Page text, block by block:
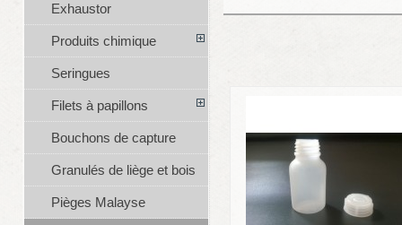
Exhaustor
Produits chimique
Seringues
Filets à papillons
Bouchons de capture
Granulés de liège et bois
Pièges Malayse